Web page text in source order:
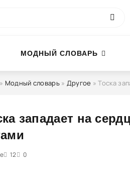
МОДНЫЙ СЛОВАРЬ
» Модный словарь» Другое » Тоска
западает на
12 0
4 5